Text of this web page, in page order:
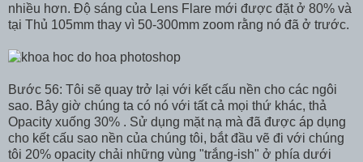
nhiều hơn. Độ sáng của Lens Flare mới được đặt ở 80% và
tại Thủ 105mm thay vì 50-300mm zoom rằng nó đã ở trước.
Bước 56: Tôi sẽ quay trở lại với kết cấu nền cho các ngôi
sao. Bây giờ chúng ta có nó với tất cả mọi thứ khác, thả
Opacity xuống 30% . Sử dụng mặt nạ mà đã được áp dụng
cho kết cấu sao nền của chúng tôi, bắt đầu vẽ đi với chúng
tôi 20% opacity chải những vùng "trắng-ish" ở phía dưới